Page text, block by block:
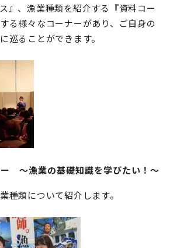
』、漁業種類を紹介する『資料コー
る様々なコーナーがあり、ご自身の
巡ることができます。
〜漁業の基礎知識を学びたい！〜
種類について紹介します。